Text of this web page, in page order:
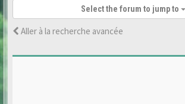
Select the forum to jump to
Aller à la recherche avancée